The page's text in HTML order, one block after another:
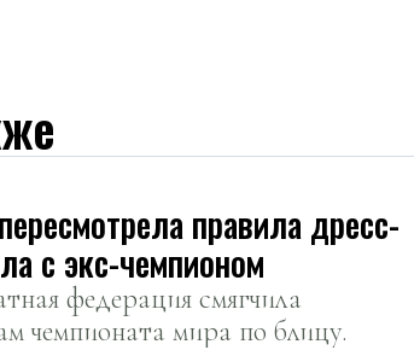
правила дресс-
с экс-чемпионом
федерация смягчила
чемпионата мира по блицу.